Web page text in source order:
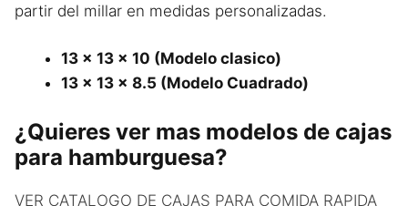
partir del millar en medidas personalizadas.
13 x 13 x 10 (Modelo clasico)
13 x 13 x 8.5 (Modelo Cuadrado)
¿Quieres ver mas modelos de cajas
para hamburguesa?
VER CATALOGO DE CAJAS PARA COMIDA RAPIDA